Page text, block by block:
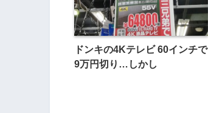
ドンキの4Kテレビ 60インチで
9万円切り…しかし